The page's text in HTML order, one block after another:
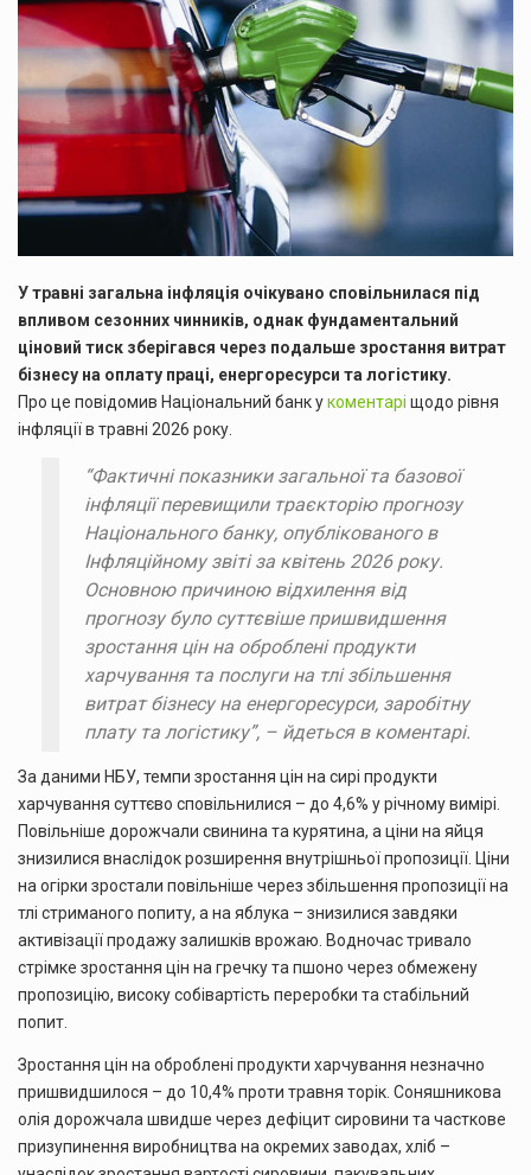
У травні загальна інфляція очікувано сповільнилася під
впливом сезонних чинників, однак фундаментальний
ціновий тиск зберігався через подальше зростання витрат
бізнесу на оплату праці, енергоресурси та логістику.
Про це повідомив Національний банк укоментарі щодо рівня
інфляції в травні 2026 року.
“Фактичні показники загальної та базової
інфляції перевищили траєкторію прогнозу
Національного банку, опублікованого в
Інфляційному звіті за квітень 2026 року.
Основною причиною відхилення від
прогнозу було суттєвіше пришвидшення
зростання цін на оброблені продукти
харчування та послуги на тлі збільшення
витрат бізнесу на енергоресурси, заробітну
плату та логістику”, – йдеться в коментарі.
За даними НБУ, темпи зростання цін на сирі продукти
харчування суттєво сповільнилися – до 4,6% у річному вимірі.
Повільніше дорожчали свинина та курятина, а ціни на яйця
знизилися внаслідок розширення внутрішньої пропозиції. Ціни
на огірки зростали повільніше через збільшення пропозиції на
тлі стриманого попиту, а на яблука – знизилися завдяки
активізації продажу залишків врожаю. Водночас тривало
стрімке зростання цін на гречку та пшоно через обмежену
пропозицію, високу собівартість переробки та стабільний
попит.
Зростання цін на оброблені продукти харчування незначно
пришвидшилося – до 10,4% проти травня торік. Соняшникова
олія дорожчала швидше через дефіцит сировини та часткове
призупинення виробництва на окремих заводах, хліб –